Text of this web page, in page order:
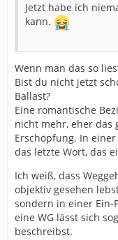
Jetzt habe ich
kann.
Wenn man das so
Bist du nicht jetzt
Ballast?
Eine romantische
nicht mehr, eher das
Erschöpfung. In
das letzte Wort, das
Ich weiß, dass
objektiv gesehen
sondern in einer Ein-
eine WG lässt sich
beschreibst.